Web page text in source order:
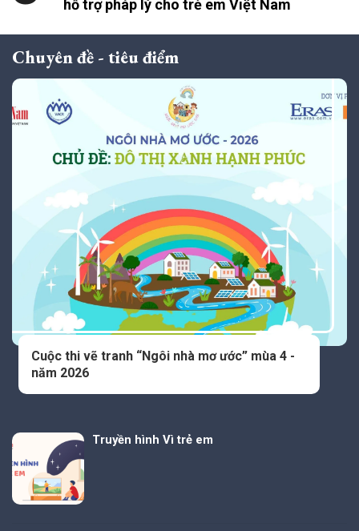
hỗ trợ pháp lý cho trẻ em Việt Nam
Chuyên đề - tiêu điểm
Cuộc thi vẽ tranh “Ngôi nhà mơ ước” mùa 4 -
năm 2026
Truyền hình Vì trẻ em